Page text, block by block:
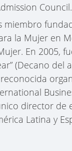
Council.
miembro
la Mujer en
En 2005,
(Decano del
director de
Latina y